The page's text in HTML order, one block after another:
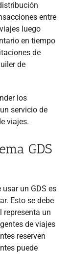
entre
luego
en tiempo
de
de
los
servicio de
viajes.
GDS
un GDS es
Esto se debe
representa un
de viajes
reserven
puede